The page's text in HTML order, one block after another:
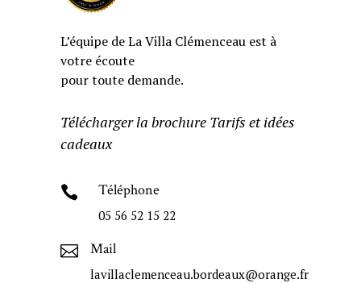
L’équipe de La Villa Clémenceau est à
votre écoute
pour toute demande.
Télécharger la brochure Tarifs et idées
cadeaux
 Téléphone
05 56 52 15 22
 Mail
lavillaclemenceau.bordeaux@orange.fr